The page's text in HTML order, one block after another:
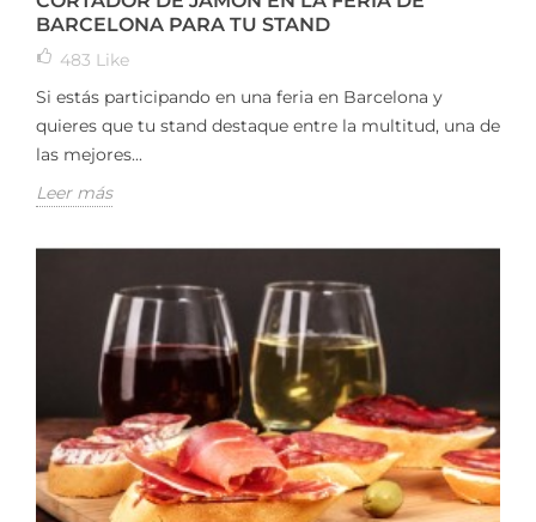
BARCELONA PARA TU STAND
483 Like
Si estás participando en una feria en Barcelona y
quieres que tu stand destaque entre la multitud, una de
las mejores...
Leer más